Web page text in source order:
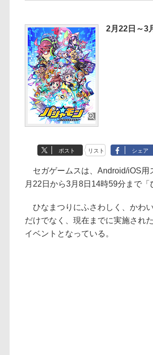
2月22日～3
ポスト リスト シェア
セガゲームスは、Android/iOS用
月22日から3月8日14時59分まで「
ひなまつりにふさわしく、かわ
だけでなく、現在までに実施され
イベントとなっている。